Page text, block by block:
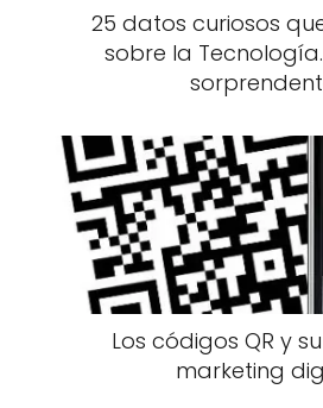
25 datos curiosos
sobre la
Los códigos QR y
marketing